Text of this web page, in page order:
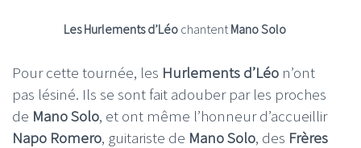
Les Hurlements d’Léo chantentMano Solo
Pour cette tournée, les Hurlements d’Léo n’ont
pas lésiné. Ils se sont fait adouber par les proches
de Mano Solo, et ont même l’honneur d’accueillir
Napo Romero, guitariste de Mano Solo, des Frères